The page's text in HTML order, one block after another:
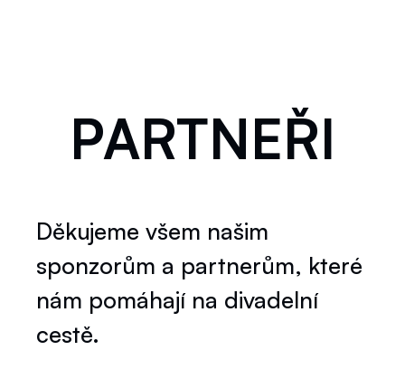
PARTNEŘI
Děkujeme všem našim
sponzorům a partnerům, které
nám pomáhají na divadelní
cestě.